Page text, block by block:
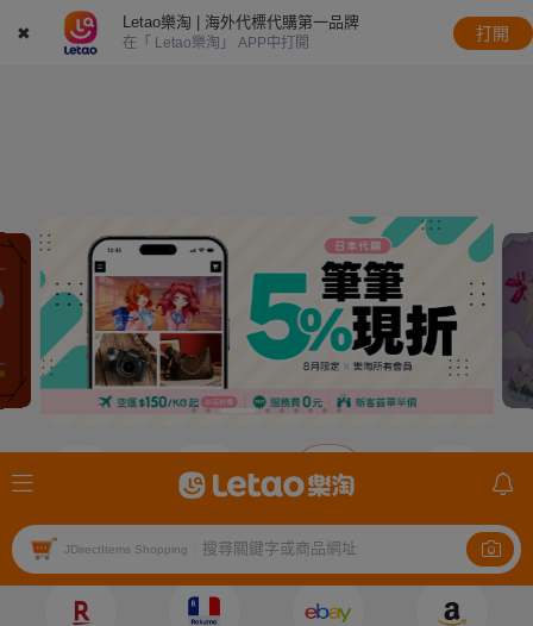
✖
Letao樂淘 | 海外代標代購第一品牌
在「 Letao樂淘」 APP中打開
打開
JDirectItems Shopping 搜尋關鍵字或商品網址
Auction
Fleamarket
Shopping
mercari